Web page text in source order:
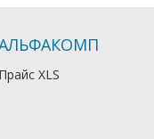
Прайс XLS